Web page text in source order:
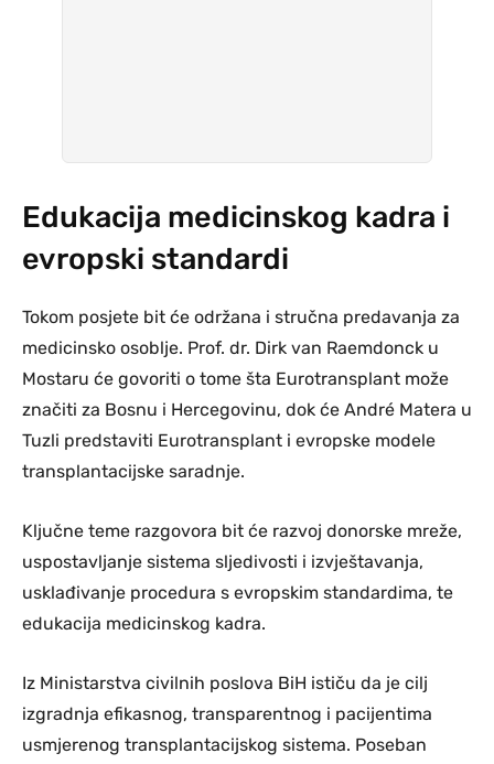
Edukacija medicinskog kadra i
evropski standardi
Tokom posjete bit će održana i stručna predavanja za
medicinsko osoblje. Prof. dr. Dirk van Raemdonck u
Mostaru će govoriti o tome šta Eurotransplant može
značiti za Bosnu i Hercegovinu, dok će André Matera u
Tuzli predstaviti Eurotransplant i evropske modele
transplantacijske saradnje.
Ključne teme razgovora bit će razvoj donorske mreže,
uspostavljanje sistema sljedivosti i izvještavanja,
usklađivanje procedura s evropskim standardima, te
edukacija medicinskog kadra.
Iz Ministarstva civilnih poslova BiH ističu da je cilj
izgradnja efikasnog, transparentnog i pacijentima
usmjerenog transplantacijskog sistema. Poseban